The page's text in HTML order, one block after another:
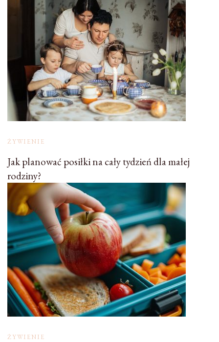
ŻYWIENIE
Jak planować posiłki na cały tydzień dla małej
rodziny?
ŻYWIENIE